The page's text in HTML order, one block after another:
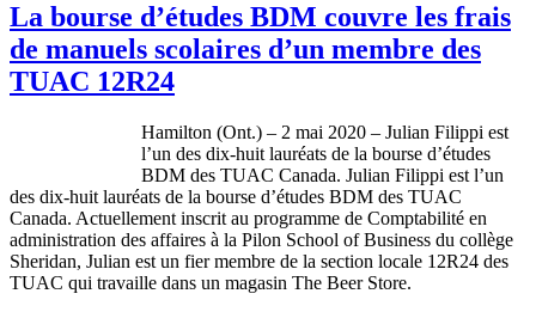
La bourse d’études BDM couvre les frais
de manuels scolaires d’un membre des
TUAC 12R24
Hamilton (Ont.) – 2 mai 2020 – Julian Filippi est
l’un des dix-huit lauréats de la bourse d’études
BDM des TUAC Canada. Julian Filippi est l’un
des dix-huit lauréats de la bourse d’études BDM des TUAC
Canada. Actuellement inscrit au programme de Comptabilité en
administration des affaires à la Pilon School of Business du collège
Sheridan, Julian est un fier membre de la section locale 12R24 des
TUAC qui travaille dans un magasin The Beer Store.